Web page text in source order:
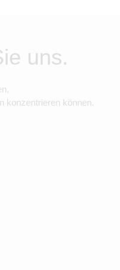
uns.
konzentrieren können.